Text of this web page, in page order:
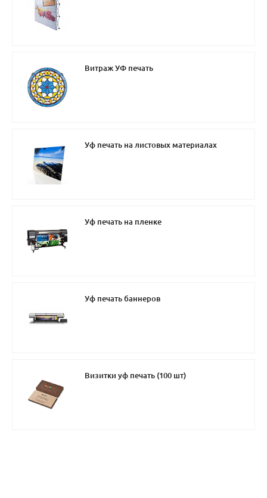
Витраж УФ печать
Уф печать на листовых материалах
Уф печать на пленке
Уф печать баннеров
Визитки уф печать (100 шт)